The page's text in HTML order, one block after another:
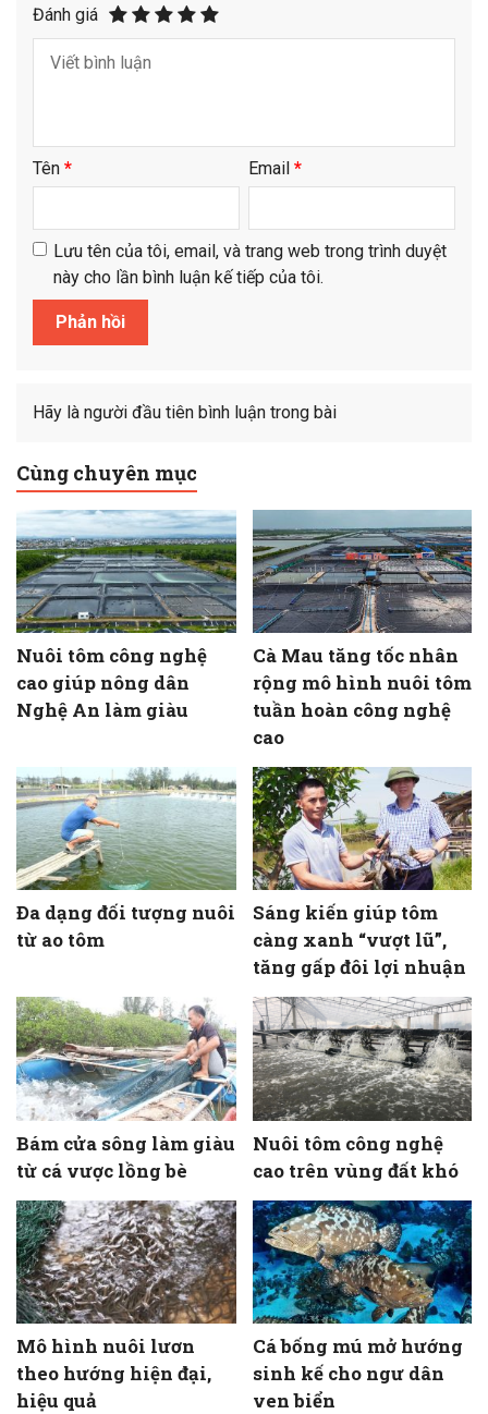
Đánh giá
Tên * Email *
Lưu tên của tôi, email, và trang web trong trình duyệt
này cho lần bình luận kế tiếp của tôi.
Hãy là người đầu tiên bình luận trong bài
Cùng chuyên mục
Nuôi tôm công nghệ
cao giúp nông dân
Nghệ An làm giàu
Cà Mau tăng tốc nhân
rộng mô hình nuôi tôm
tuần hoàn công nghệ
cao
Đa dạng đối tượng nuôi
từ ao tôm
Sáng kiến giúp tôm
càng xanh “vượt lũ”,
tăng gấp đôi lợi nhuận
Bám cửa sông làm giàu
từ cá vược lồng bè
Nuôi tôm công nghệ
cao trên vùng đất khó
Mô hình nuôi lươn
theo hướng hiện đại,
hiệu quả
Cá bống mú mở hướng
sinh kế cho ngư dân
ven biển